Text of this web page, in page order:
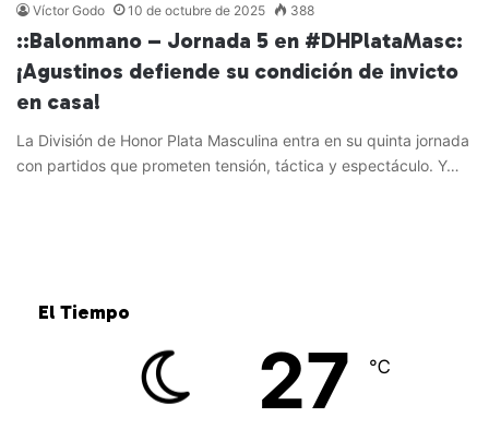
Víctor Godo 10 de octubre de 2025 388
::Balonmano – Jornada 5 en #DHPlataMasc:
¡Agustinos defiende su condición de invicto
en casa!
La División de Honor Plata Masculina entra en su quinta jornada
con partidos que prometen tensión, táctica y espectáculo. Y…
El Tiempo
27 ℃